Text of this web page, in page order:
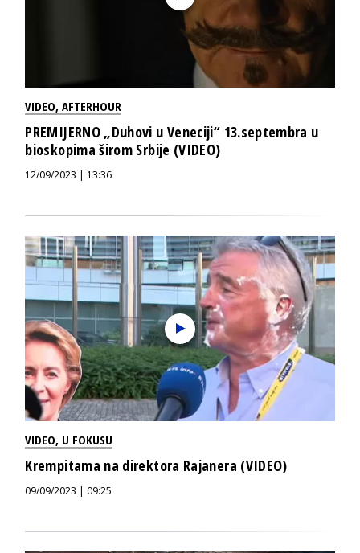
VIDEO,AFTERHOUR
PREMIJERNO „Duhovi u Veneciji“ 13.septembra u
bioskopima širom Srbije (VIDEO)
12/09/2023 | 13:36
VIDEO, U FOKUSU
Krempitama na direktora Rajanera (VIDEO)
09/09/2023 | 09:25